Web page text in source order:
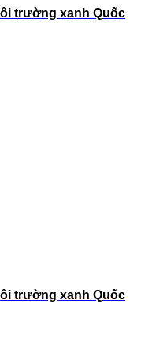
trường xanh Quốc
trường xanh Quốc